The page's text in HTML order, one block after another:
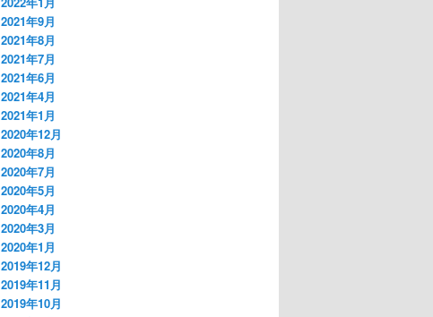
2021年9月
2021年8月
2021年7月
2021年6月
2021年4月
2021年1月
2020年12月
2020年8月
2020年7月
2020年5月
2020年4月
2020年3月
2020年1月
2019年12月
2019年11月
2019年10月